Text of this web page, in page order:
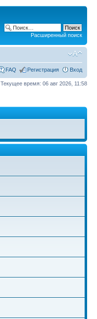
Расширенный поиск
FAQ Регистрация Вход
Текущее время: 06 авг 2026, 11:58